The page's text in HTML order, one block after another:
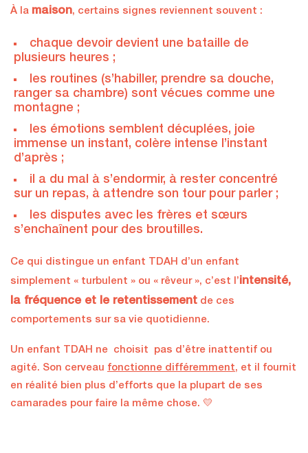
À la maison, certains signes reviennent souvent :
chaque devoir devient une bataille de
plusieurs heures ;
les routines (s’habiller, prendre sa douche,
ranger sa chambre) sont vécues comme une
montagne ;
les émotions semblent décuplées, joie
immense un instant, colère intense l’instant
d’après ;
il a du mal à s’endormir, à rester concentré
sur un repas, à attendre son tour pour parler ;
les disputes avec les frères et sœurs
s’enchaînent pour des broutilles.
Ce qui distingue un enfant TDAH d’un enfant
simplement « turbulent » ou « rêveur », c’est l’intensité,
la fréquence et le retentissement de ces
comportements sur sa vie quotidienne.
Un enfant TDAH ne choisit pas d’être inattentif ou
agité. Son cerveau fonctionne différemment, et il fournit
en réalité bien plus d’efforts que la plupart de ses
camarades pour faire la même chose. 💛